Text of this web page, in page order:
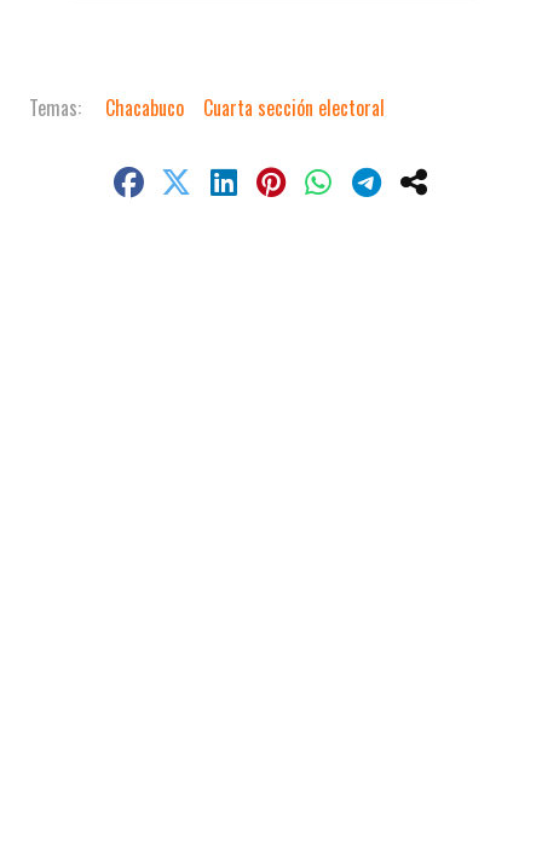
Chacabuco Cuarta sección electoral